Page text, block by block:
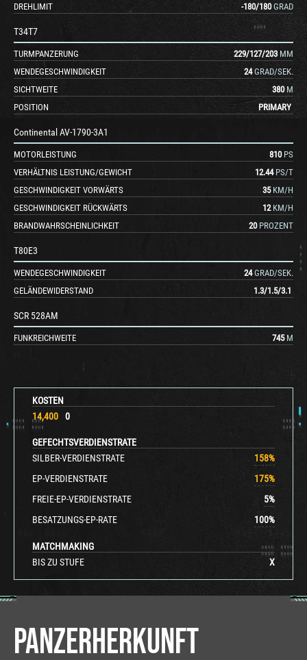
KOSTEN
14,400
0
GEFECHTSVERDIENSTRATE
SILBER-VERDIENSTRATE
158%
EP-VERDIENSTRATE
175%
FREIE-EP-VERDIENSTRATE
5%
BESATZUNGS-EP-RATE
100%
MATCHMAKING
BIS ZU STUFE
X
DREHLIMIT
-180/180 GRAD
T34T7
TURMPANZERUNG 229/127/203 MM
WENDEGESCHWINDIGKEIT
24 GRAD/SEK.
SICHTWEITE
380 M
POSITION
PRIMARY
Continental AV-1790-3A1
MOTORLEISTUNG 810 PS
VERHÄLTNIS LEISTUNG/GEWICHT
12.44 PS/T
GESCHWINDIGKEIT VORWÄRTS
35 KM/H
GESCHWINDIGKEIT RÜCKWÄRTS
12 KM/H
BRANDWAHRSCHEINLICHKEIT
20 PROZENT
T80E3
WENDEGESCHWINDIGKEIT 24 GRAD/SEK.
GELÄNDEWIDERSTAND
1.3/1.5/3.1
SCR 528AM
FUNKREICHWEITE 745 M
PANZERHERKUNFT